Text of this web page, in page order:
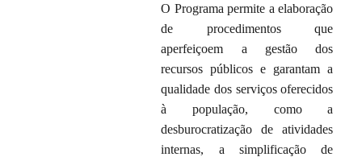
O Programa permite a elaboração
de procedimentos que
aperfeiçoem a gestão dos
recursos públicos e garantam a
qualidade dos serviços oferecidos
à população, como a
desburocratização de atividades
internas, a simplificação de